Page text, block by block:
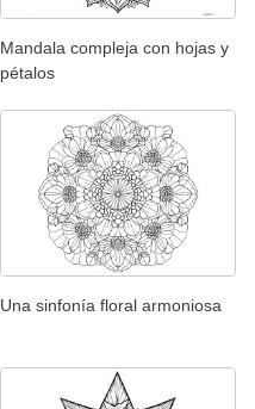
Mandala compleja con hojas y
pétalos
Una sinfonía floral armoniosa